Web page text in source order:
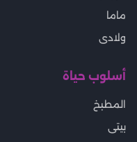
ماما
ولادى
أسلوب حياة
المطبخ
بيتى